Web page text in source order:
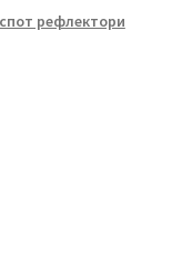
рефлектори